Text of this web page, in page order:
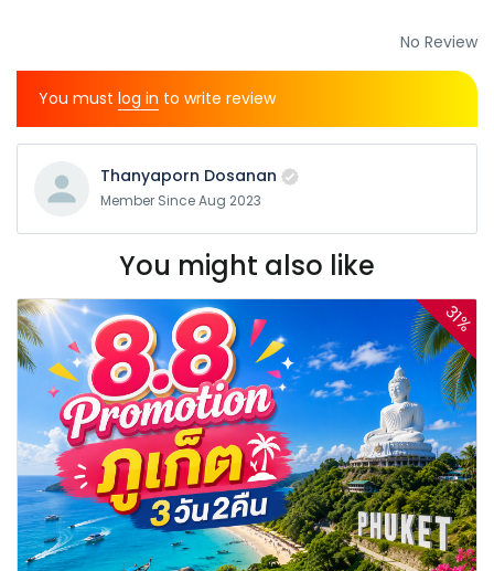
No Review
You must log in to write review
Thanyaporn Dosanan
Member Since Aug 2023
You might also like
31%